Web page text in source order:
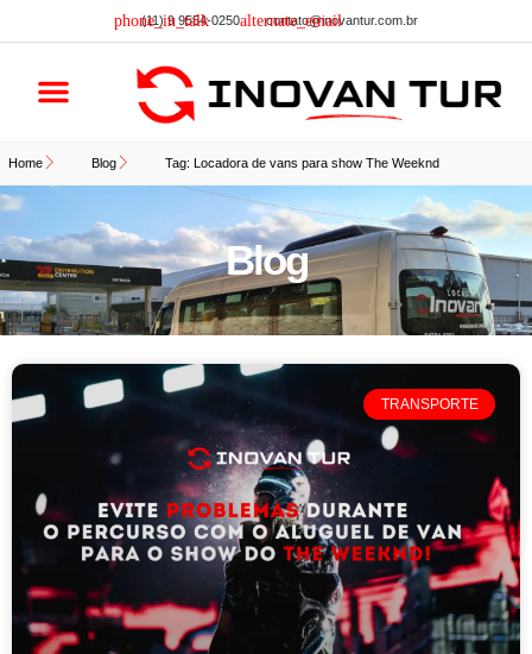
(11) 9 9554-0250 contato@inovantur.com.br
Home Blog Tag: Locadora de vans para show The Weeknd
Blog
TRANSPORTE